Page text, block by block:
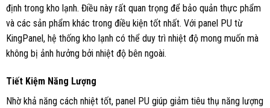
định trong kho lạnh. Điều này rất quan trọng để bảo quản thực phẩm
và các sản phẩm khác trong điều kiện tốt nhất. Với panel PU từ
KingPanel, hệ thống kho lạnh có thể duy trì nhiệt độ mong muốn mà
không bị ảnh hưởng bởi nhiệt độ bên ngoài.
Tiết Kiệm Năng Lượng
Nhờ khả năng cách nhiệt tốt, panel PU giúp giảm tiêu thụ năng lượng